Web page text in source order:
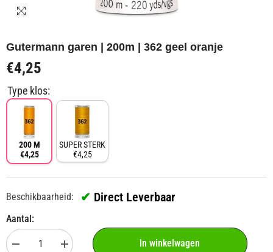
Gutermann garen | 200m | 362 geel oranje
€4,25
Type klos:
200 M
€4,25
SUPER STERK
€4,25
Beschikbaarheid: ✔ Direct Leverbaar
Aantal:
Aantal
In winkelwagen